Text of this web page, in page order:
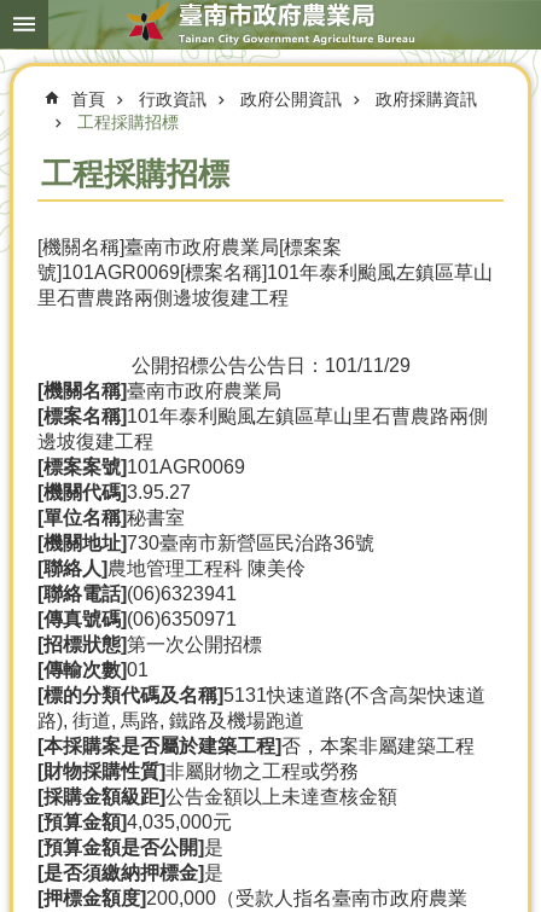
跳到主要內容區塊
搜
尋
進
簡
介
首頁 行政資訊 政府公開資訊
政府採購資訊
工程採購招標
工程採購招標
[機關名稱]臺南市政府農業局[標案案
號]101AGR0069[標案名稱]101年泰利颱風左鎮區草山
里石曹農路兩側邊坡復建工程
公開招標公告公告日：101/11/29
[機關名稱]臺南市政府農業局
[標案名稱]101年泰利颱風左鎮區草山里石曹農路兩側
邊坡復建工程
[標案案號]101AGR0069
[機關代碼]3.95.27
[單位名稱]秘書室
[機關地址]730臺南市新營區民治路36號
[聯絡人]農地管理工程科 陳美伶
[聯絡電話](06)6323941
[傳真號碼](06)6350971
[招標狀態]第一次公開招標
[傳輸次數]01
[標的分類代碼及名稱]5131快速道路(不含高架快速道
路), 街道, 馬路, 鐵路及機場跑道
[本採購案是否屬於建築工程]否，本案非屬建築工程
[財物採購性質]非屬財物之工程或勞務
[採購金額級距]公告金額以上未達查核金額
[預算金額]4,035,000元
[預算金額是否公開]是
[是否須繳納押標金]是
[押標金額度]200,000（受款人指名臺南市政府農業